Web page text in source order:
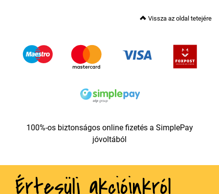
Vissza az oldal tetejére
100%-os biztonságos online fizetés a SimplePay
jóvoltából
Értesülj akcióinkról